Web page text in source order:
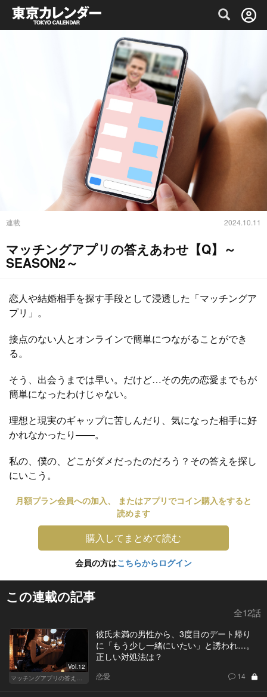
グルメ情報・プレミアムレストラン予約
連載 2024.10.11
マッチングアプリの答えあわせ【Q】～
SEASON2～
恋人や結婚相手を探す手段として浸透した「マッチングア
プリ」。
接点のない人とオンラインで簡単につながることができ
る。
そう、出会うまでは早い。だけど…その先の恋愛までもが
簡単になったわけじゃない。
理想と現実のギャップに苦しんだり、気になった相手に好
かれなかったり――。
私の、僕の、どこがダメだったのだろう？その答えを探し
にいこう。
月額プラン会員への加入、 またはアプリでコイン購入をすると
読めます
購入してまとめて読む
会員の方はこちらからログイン
この連載の記事
全12話
Vol.12
マッチングアプリの答えあわせ【Q】～SEASON2～
彼氏未満の男性から、3度目のデート帰り
に「もう少し一緒にいたい」と誘われ…。
正しい対処法は？
恋愛 14